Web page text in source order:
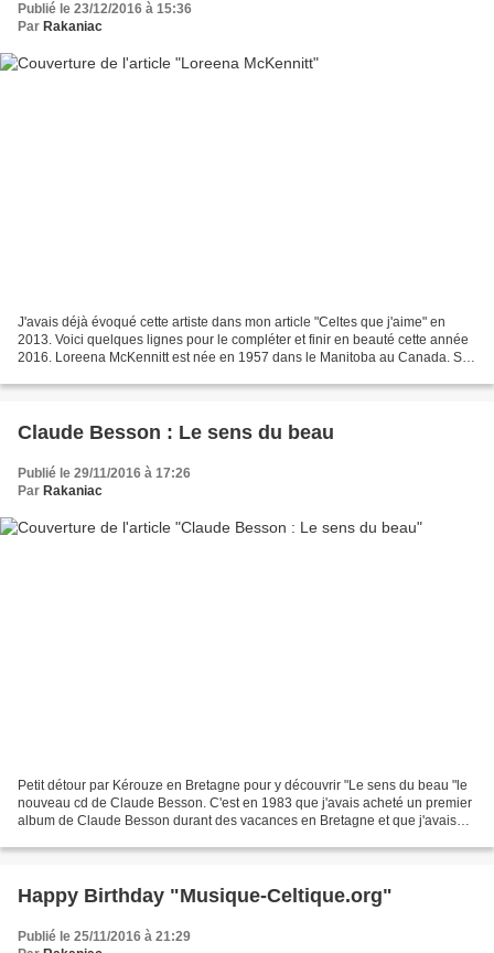
Publié le 23/12/2016 à 15:36
Par Rakaniac
J'avais déjà évoqué cette artiste dans mon article "Celtes que j'aime" en
2013. Voici quelques lignes pour le compléter et finir en beauté cette année
2016. Loreena McKennitt est née en 1957 dans le Manitoba au Canada. Ses
Claude Besson : Le sens du beau
Publié le 29/11/2016 à 17:26
Par Rakaniac
Petit détour par Kérouze en Bretagne pour y découvrir "Le sens du beau "le
nouveau cd de Claude Besson. C'est en 1983 que j'avais acheté un premier
album de Claude Besson durant des vacances en Bretagne et que j'avais
Happy Birthday "Musique-Celtique.org"
Publié le 25/11/2016 à 21:29